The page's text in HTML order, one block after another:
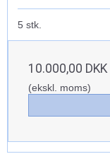
5 stk.
10.000,00 DKK
(ekskl. moms)